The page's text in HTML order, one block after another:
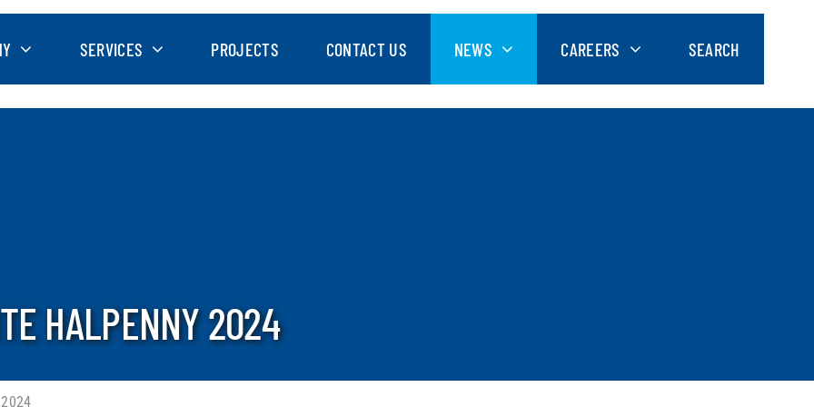
SERVICES PROJECTS CONTACT US NEWS CAREERS SEARCH
HALPENNY 2024